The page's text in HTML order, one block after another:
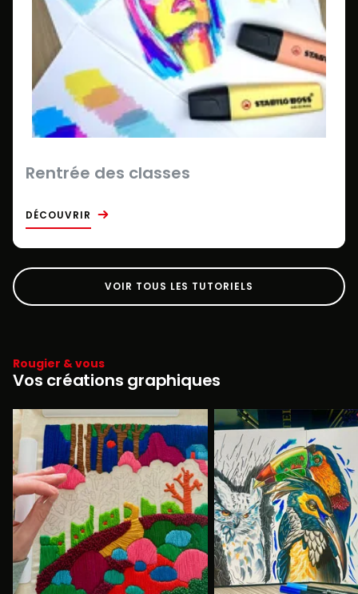
Rentrée des classes
DÉCOUVRIR
VOIR TOUS LES TUTORIELS
Rougier & vous
Vos créations graphiques